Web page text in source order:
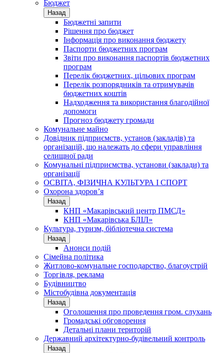
Бюджет
Назад
Бюджетні запити
Рішення про бюджет
Інформація про виконання бюджету
Паспорти бюджетних програм
Звіти про виконання паспортів бюджетних
програм
Перелік бюджетних, цільових програм
Перелік розпорядників та отримувачів
бюджетних коштів
Надходження та використання благодійної
допомоги
Прогноз бюджету громади
Комунальне майно
Довідник підприємств, установ (закладів) та
організацій, що належать до сфери управління
селищної ради
Комунальні підприємства, установи (заклади) та
організації
ОСВІТА, ФІЗИЧНА КУЛЬТУРА І СПОРТ
Охорона здоров’я
Назад
КНП «Макарівський центр ПМСД»
КНП «Макарівська БЛІЛ»
Культура, туризм, бібліотечна система
Назад
Анонси подій
Сімейна політика
Житлово-комунальне господарство, благоустрій
Торгівля, реклама
Будівництво
Містобудівна документація
Назад
Оголошення про проведення гром. слухань
Громадські обговорення
Детальні плани територій
Державний архітектурно-будівельний контроль
Назад